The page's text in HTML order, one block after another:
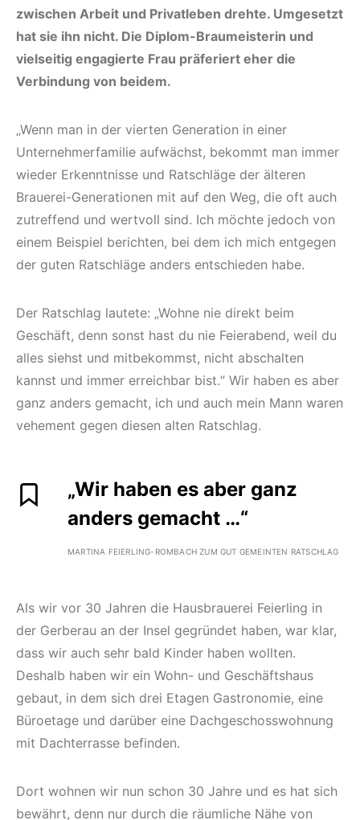
zwischen Arbeit und Privatleben drehte. Umgesetzt
hat sie ihn nicht. Die Diplom-Braumeisterin und
vielseitig engagierte Frau präferiert eher die
Verbindung von beidem.
„Wenn man in der vierten Generation in einer
Unternehmerfamilie aufwächst, bekommt man immer
wieder Erkenntnisse und Ratschläge der älteren
Brauerei-Generationen mit auf den Weg, die oft auch
zutreffend und wertvoll sind. Ich möchte jedoch von
einem Beispiel berichten, bei dem ich mich entgegen
der guten Ratschläge anders entschieden habe.
Der Ratschlag lautete: „Wohne nie direkt beim
Geschäft, denn sonst hast du nie Feierabend, weil du
alles siehst und mitbekommst, nicht abschalten
kannst und immer erreichbar bist.“ Wir haben es aber
ganz anders gemacht, ich und auch mein Mann waren
vehement gegen diesen alten Ratschlag.
„Wir haben es aber ganz
anders gemacht …“
MARTINA FEIERLING-ROMBACH ZUM GUT GEMEINTEN RATSCHLAG
Als wir vor 30 Jahren die Hausbrauerei Feierling in
der Gerberau an der Insel gegründet haben, war klar,
dass wir auch sehr bald Kinder haben wollten.
Deshalb haben wir ein Wohn- und Geschäftshaus
gebaut, in dem sich drei Etagen Gastronomie, eine
Büroetage und darüber eine Dachgeschosswohnung
mit Dachterrasse befinden.
Dort wohnen wir nun schon 30 Jahre und es hat sich
bewährt, denn nur durch die räumliche Nähe von